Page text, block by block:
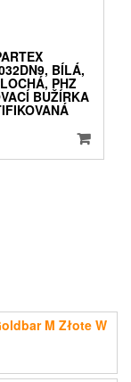
BÍLÁ,
PHZ
BUŽÍRKA
M Złote W